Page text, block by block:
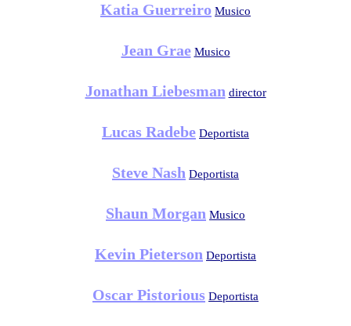
Katia Guerreiro Musico
Jean Grae Musico
Jonathan Liebesman director
Lucas Radebe Deportista
Steve Nash Deportista
Shaun Morgan Musico
Kevin Pieterson Deportista
Oscar Pistorious Deportista